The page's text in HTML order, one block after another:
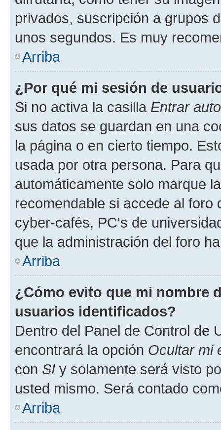
privados, suscripción a grupos
unos segundos. Es muy
Arriba
¿Por qué mi sesión de
Si no activa la casilla Entrar
sus datos se guardan en una
la página o en cierto tiempo.
usada por otra persona. Para
automáticamente solo marque
recomendable si accede al foro
cyber-cafés, PC's de
que la administración del foro
Arriba
¿Cómo evito que mi nombre
usuarios identificados?
Dentro del Panel de Control de
encontrará la opción Ocultar mi
con SI y solamente será visto
usted mismo. Será contado
Arriba